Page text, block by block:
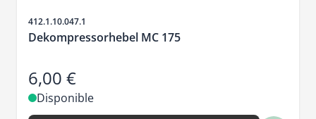
SKU
412.1.10.047.1
Dekompressorhebel MC 175
6,00 €
Disponible